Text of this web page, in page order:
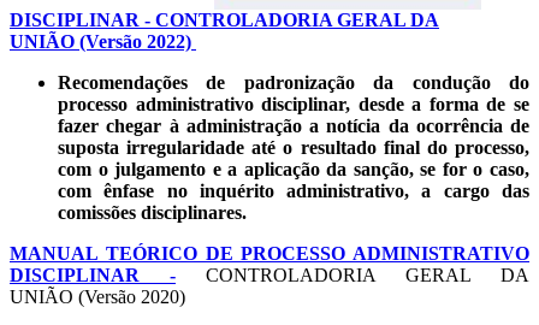
DISCIPLINAR - CONTROLADORIA GERAL DA
UNIÃO (Versão 2022)
Recomendações de padronização da condução do
processo administrativo disciplinar, desde a forma de se
fazer chegar à administração a notícia da ocorrência de
suposta irregularidade até o resultado final do processo,
com o julgamento e a aplicação da sanção, se for o caso,
com ênfase no inquérito administrativo, a cargo das
comissões disciplinares.
MANUAL TEÓRICO DE PROCESSO ADMINISTRATIVO
DISCIPLINAR -
CONTROLADORIA GERAL DA
UNIÃO (Versão 2020)